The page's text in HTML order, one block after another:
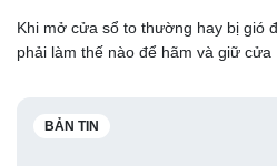
Khi mở cửa sổ to thường hay bị gió
phải làm thế nào để hãm và giữ cửa
BẢN TIN